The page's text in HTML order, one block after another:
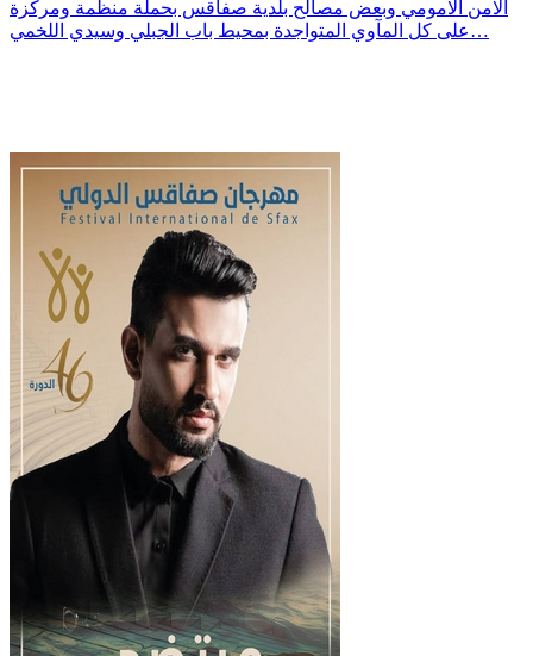
الامن الامومي وبعض مصالح بلدية صفاقس بحملة منظمة ومركّزة
على كل المآوي المتواجدة بمحيط باب الجبلي وسيدي اللخمي…